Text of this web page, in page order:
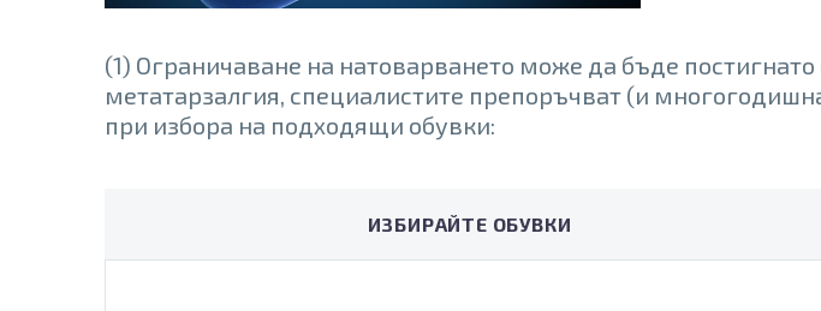
(1) Ограничаване на натоварването може да бъде постигнато
метатарзалгия, специалистите препоръчват (и
при избора на подходящи обувки:
ИЗБИРАЙТЕ ОБУВКИ